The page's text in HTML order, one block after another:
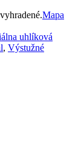
Mapa
uhlíková
, Výstužné